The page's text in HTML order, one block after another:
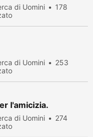
di Uomini
178
di Uomini
253
l'amicizia.
di Uomini
274